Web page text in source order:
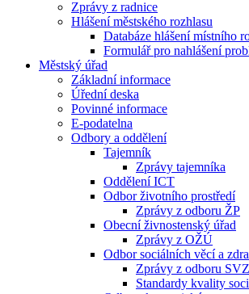
Zprávy z radnice
Hlášení městského rozhlasu
Databáze hlášení místního
Formulář pro nahlášení
Městský úřad
Základní informace
Úřední deska
Povinné informace
E-podatelna
Odbory a oddělení
Tajemník
Zprávy tajemníka
Oddělení ICT
Odbor životního prostředí
Zprávy z odboru ŽP
Obecní živnostenský úřad
Zprávy z OŽÚ
Odbor sociálních věcí a
Zprávy z odboru SVZ
Standardy kvality